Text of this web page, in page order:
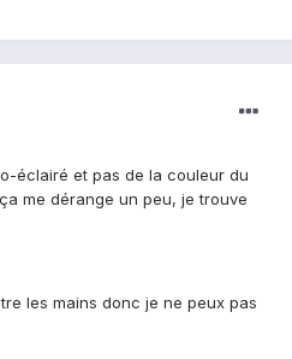
éclairé et pas de la couleur du
me dérange un peu, je trouve
les mains donc je ne peux pas